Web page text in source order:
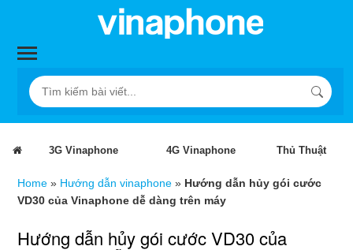
3G Vinaphone 4G Vinaphone Thủ Thuật
Home » Hướng dẫn vinaphone » Hướng dẫn hủy gói cước
VD30 của Vinaphone dễ dàng trên máy
Hướng dẫn hủy gói cước VD30 của